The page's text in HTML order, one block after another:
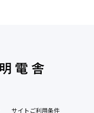
サイトご利用条件